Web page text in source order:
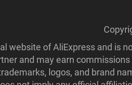
website of AliExpress and is
and may earn
logos, and brand